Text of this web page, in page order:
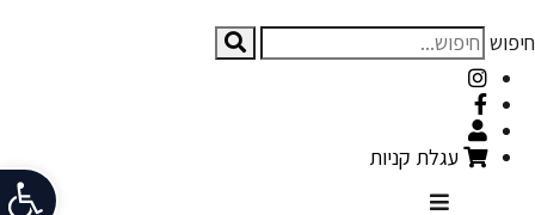
חיפוש
עגלת קניות